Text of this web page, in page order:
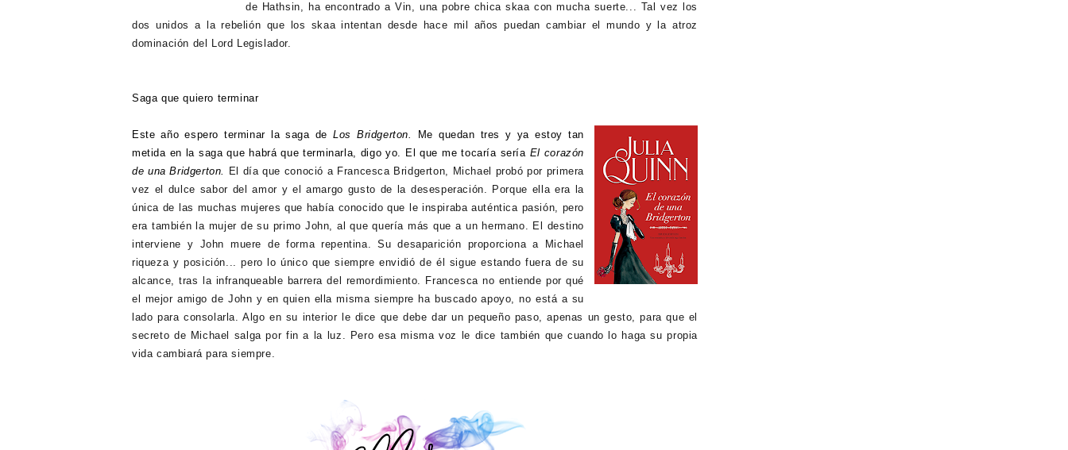
de Hathsin, ha encontrado a Vin, una pobre chica skaa con mucha suerte... Tal vez los
dos unidos a la rebelión que los skaa intentan desde hace mil años puedan cambiar el mundo y la atroz
dominación del Lord Legislador.
Saga que quiero terminar
Este año espero terminar la saga deLos Bridgerton.
Me quedan tres y ya estoy tan
metida en la saga que habrá que terminarla, digo yo. El que me tocaría sería El corazón
de una Bridgerton.
El día que conoció a Francesca Bridgerton, Michael probó por primera
vez el dulce sabor del amor y el amargo gusto de la desesperación. Porque ella era la
única de las muchas mujeres que había conocido que le inspiraba auténtica pasión, pero
era también la mujer de su primo John, al que quería más que a un hermano. El destino
interviene y John muere de forma repentina. Su desaparición proporciona a Michael
riqueza y posición... pero lo único que siempre envidió de él sigue estando fuera de su
alcance, tras la infranqueable barrera del remordimiento. Francesca no entiende por qué
el mejor amigo de John y en quien ella misma siempre ha buscado apoyo, no está a su
lado para consolarla. Algo en su interior le dice que debe dar un pequeño paso, apenas un gesto, para que el
secreto de Michael salga por fin a la luz. Pero esa misma voz le dice también que cuando lo haga su propia
vida cambiará para siempre.